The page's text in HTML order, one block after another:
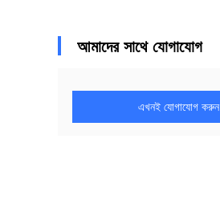
আমাদের সাথে যোগাযোগ
এখনই যোগাযোগ করুন